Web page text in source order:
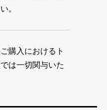
。
購入におけるト
は一切関与いた